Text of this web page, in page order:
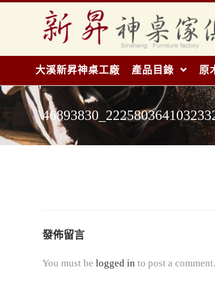
大溪新昇神桌工廠 產品目錄 原
發佈留言
You must be logged in to post a comment.